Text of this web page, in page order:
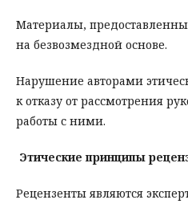
Материалы,
на безвозмездной основе.
Нарушение авторами
к отказу от рассмотрения
работы с ними.
Этические принципы
Рецензенты являются